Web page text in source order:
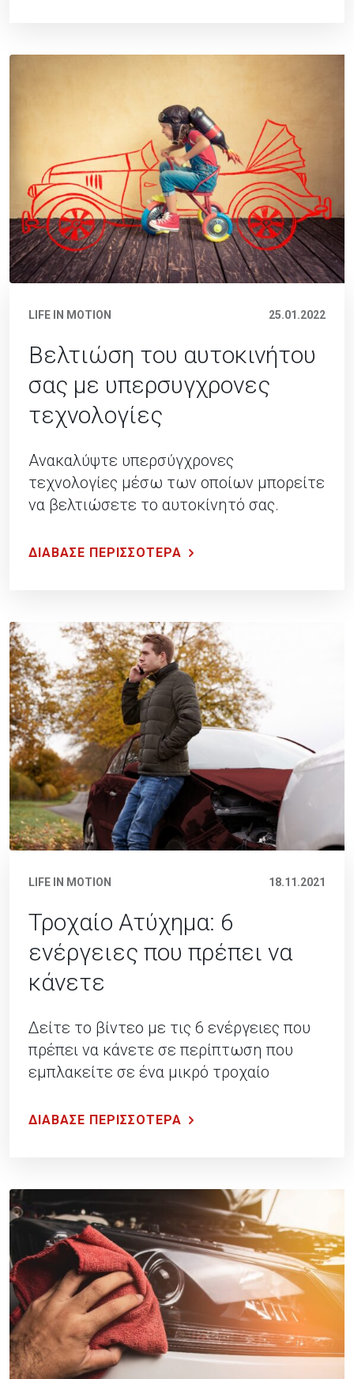
LIFE IN MOTION 25.01.2022
Βελτιώση του αυτοκινήτου
σας με υπερσυγχρονες
τεχνολογίες
Ανακαλύψτε υπερσύγχρονες
τεχνολογίες μέσω των οποίων μπορείτε
να βελτιώσετε το αυτοκίνητό σας.
ΔΙΑΒΑΣΕ ΠΕΡΙΣΣΟΤΕΡΑ
LIFE IN MOTION 18.11.2021
Τροχαίο Ατύχημα: 6
ενέργειες που πρέπει να
κάνετε
Δείτε το βίντεο με τις 6 ενέργειες που
πρέπει να κάνετε σε περίπτωση που
εμπλακείτε σε ένα μικρό τροχαίο
ΔΙΑΒΑΣΕ ΠΕΡΙΣΣΟΤΕΡΑ